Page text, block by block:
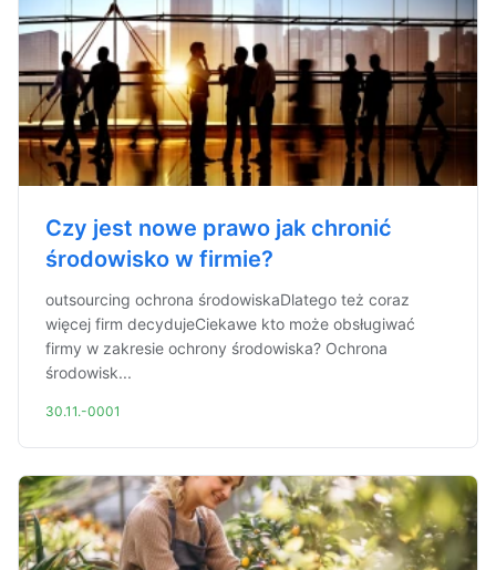
Czy jest nowe prawo jak chronić
środowisko w firmie?
outsourcing ochrona środowiskaDlatego też coraz
więcej firm decydujeCiekawe kto może obsługiwać
firmy w zakresie ochrony środowiska? Ochrona
środowisk...
30.11.-0001